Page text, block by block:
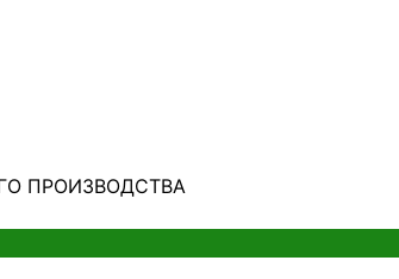
ПРОИЗВОДСТВА